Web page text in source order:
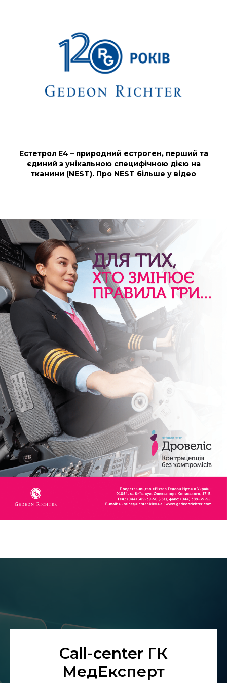
Естетрол Е4 – природний естроген, перший та
єдиний з унікальною специфічною дією на
тканини (NEST). Про NEST більше у відео
Call-center ГК
МедЕксперт